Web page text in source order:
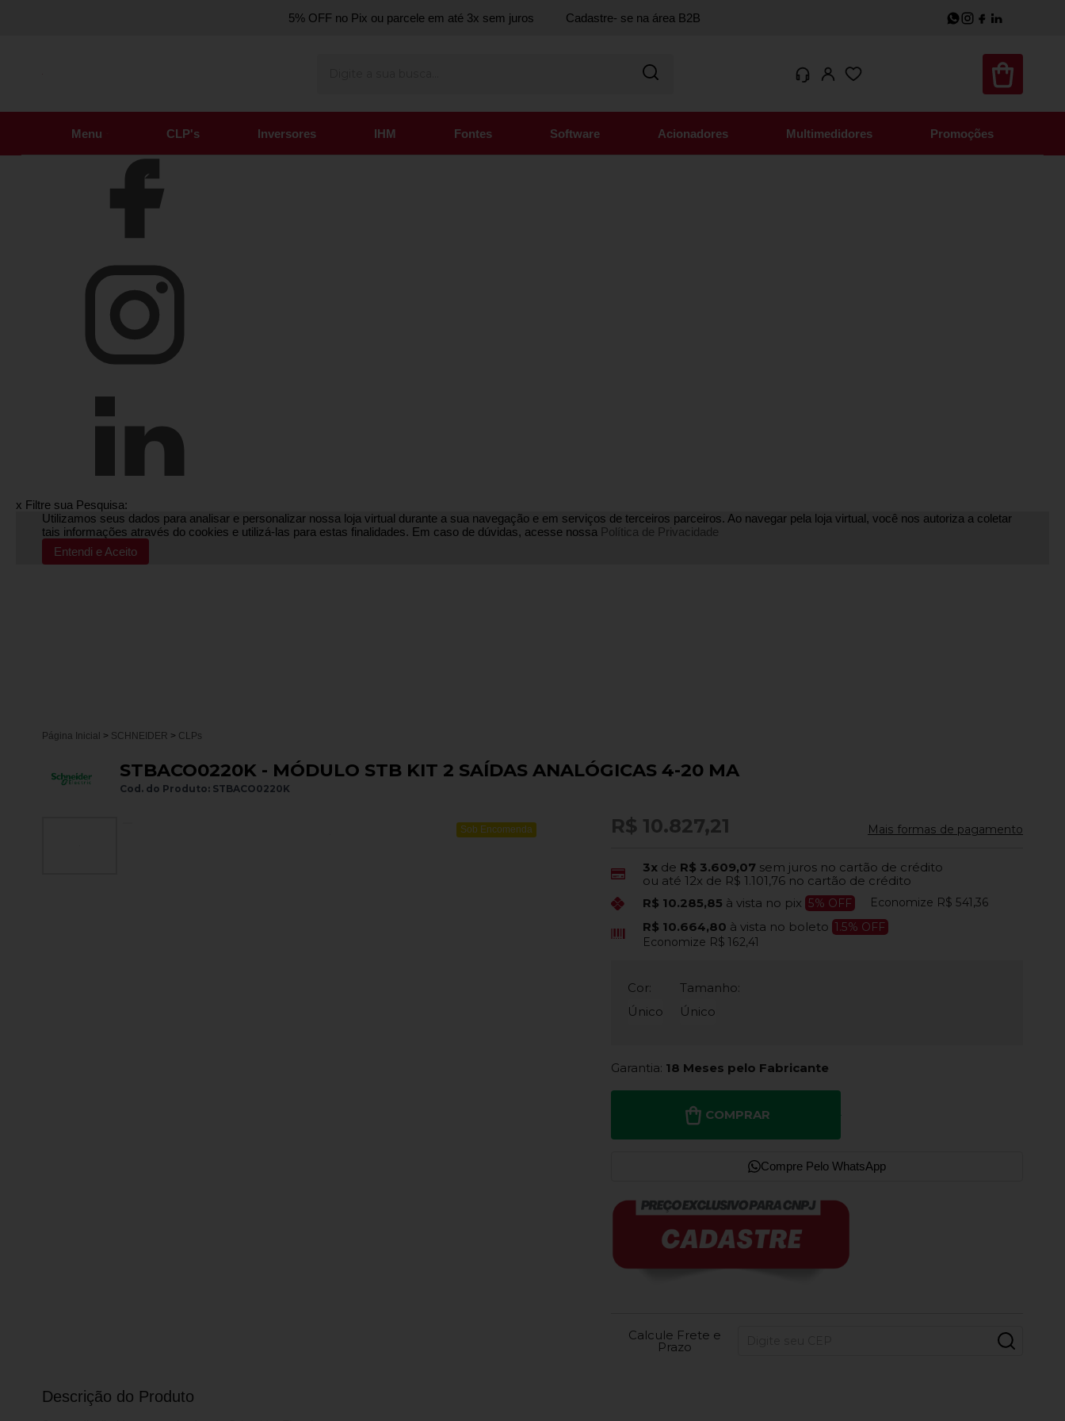
Favoritos
x Filtre sua Pesquisa:
Utilizamos seus dados para analisar e personalizar nossa loja virtual durante a sua navegação e em serviços de terceiros parceiros. Ao navegar pela loja virtual, você nos autoriza a coletar
tais informações através do cookies e utilizá-las para estas finalidades. Em caso de dúvidas, acesse nossa Política de Privacidade
Entendi e Aceito
5% OFF no Pix ou parcele em até 3x sem juros Cadastre- se na área B2B
Menu CLP's Inversores IHM Fontes Software Acionadores Multimedidores Promoções
Página Inicial > SCHNEIDER > CLPs
STBACO0220K - MÓDULO STB KIT 2 SAÍDAS ANALÓGICAS 4-20 MA
Cod. do Produto: STBACO0220K
Sob Encomenda R$ 10.827,21 Mais formas de pagamento
3x de R$ 3.609,07 sem juros no cartão de crédito
ou até12x de R$ 1.101,76 no cartão de crédito
R$ 10.285,85 à vista no pix 5% OFF Economize R$ 541,36
R$ 10.664,80 à vista no boleto 1.5% OFF
Economize R$ 162,41
Cor:
Único
Tamanho:
Único
Garantia: 18 Meses pelo Fabricante
COMPRAR
Compre Pelo WhatsApp
Calcule Frete e
Prazo
Descrição do Produto